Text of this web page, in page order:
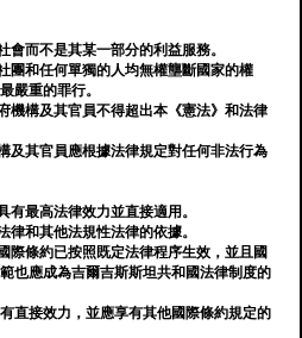
會而不是其某一部分的利益服務。
團和任何單獨的人均無權壟斷國家的權
嚴重的罪行。
機構及其官員不得超出本《憲法》和法律
及其官員應根據法律規定對任何非法行為
有最高法律效力並直接適用。
律和其他法規性法律的依據。
際條約已按照既定法律程序生效，並且國
也應成為吉爾吉斯斯坦共和國法律制度的
直接效力，並應享有其他國際條約規定的